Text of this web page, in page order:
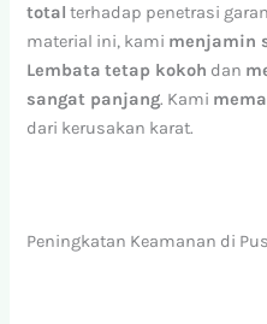
total terhadap penetrasi
material ini, kami menjamin
Lembata tetap kokoh dan
sangat panjang. Kami
dari kerusakan karat.
Peningkatan Keamanan di